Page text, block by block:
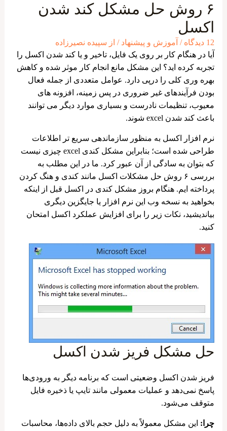
۶ روش حل مشکل کند شدن
اکسل
12 دیدگاه / آموزش و پیشنهاد / از سپیده نصیرزاده
آیا در هنگام کار بر روی یک فایل، تاخیر و یا کند شدن اکسل را
تجربه کرده اید؟ این مشکل مانع انجام کار موثر شده و کاهش
بهره وری کلی را درپی دارد. عوامل متعددی از جمله فعال
بودن فرآیندهای غیر ضروری در پس ‌زمینه، افزونه‌ های
معیوب، تنظیمات نادرست و بسیاری موارد دیگر می توانند
باعث کند شدن excel شوند.
نرم افزار اکسل به منظور سازماندهی سریع تر اطلاعات
طراحی شده است؛ بنابراین مشکل کندی excel چیزی نیست
که بتوان به سادگی از آن عبور کرد. ما در این مطلب به
بررسی ۶ روش حل مشکلات اکسل مانند کندی و هنگ کردن
پرداخته ایم. هنگام بروز مشکل کندی در اکسل قبل از اینکه
بخواهید به نسخه وب این نرم افزار یا جایگزین دیگری
بیاندیشید، نکات زیر را برای افزایش عملکرد اکسل امتحان
کنید.
حل مشکل فریز شدن اکسل
فریز شدن اکسل وضعیتی است که برنامه دیگر به ورودی‌ها
پاسخ نمی‌دهد و عملیات معمولی مانند تایپ یا ذخیره فایل
متوقف می‌شود.
چرا: این مشکل معمولاً به دلیل حجم بالای داده‌ها، محاسبات